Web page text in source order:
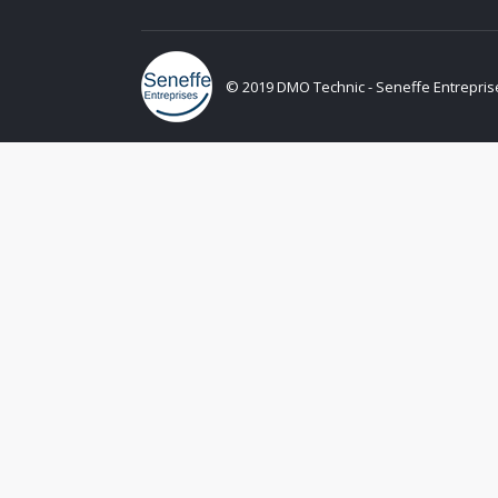
© 2019 DMO Technic - Seneffe